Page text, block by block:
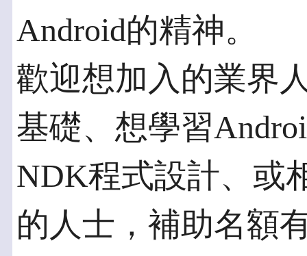
Android的精神。
歡迎想加入的業界
基礎、想學習
NDK程式設計、或
的人士，補助名額